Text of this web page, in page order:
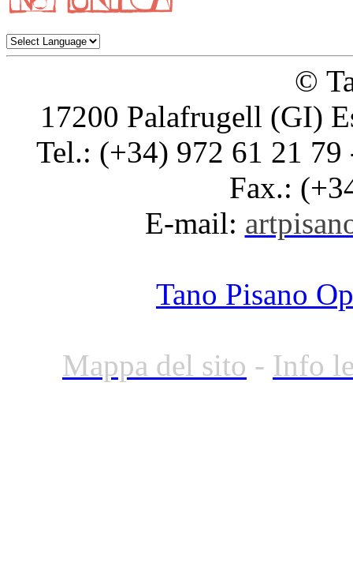
©
17200 Palafrugell (GI)
Tel.: (+34) 972 61 21
Fax.:
E-mail:
Tano Pisano
Mappa del sito - Info